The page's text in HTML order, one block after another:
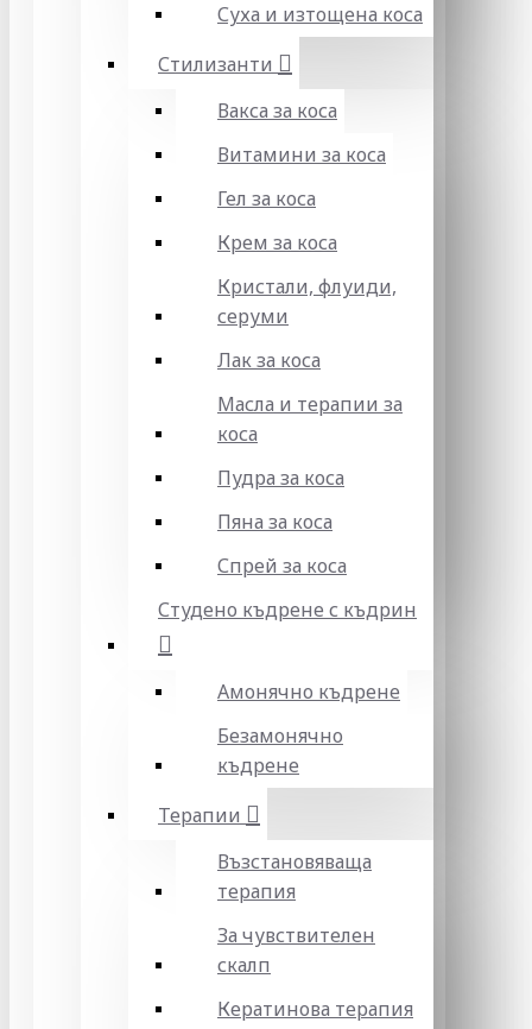
Суха и изтощена коса
Стилизанти
Вакса за коса
Витамини за коса
Гел за коса
Крем за коса
Кристали, флуиди,
серуми
Лак за коса
Масла и терапии за
коса
Пудра за коса
Пяна за коса
Спрей за коса
Студено къдрене с къдрин
Амонячно къдрене
Безамонячно
къдрене
Терапии
Възстановяваща
терапия
За чувствителен
скалп
Кератинова терапия